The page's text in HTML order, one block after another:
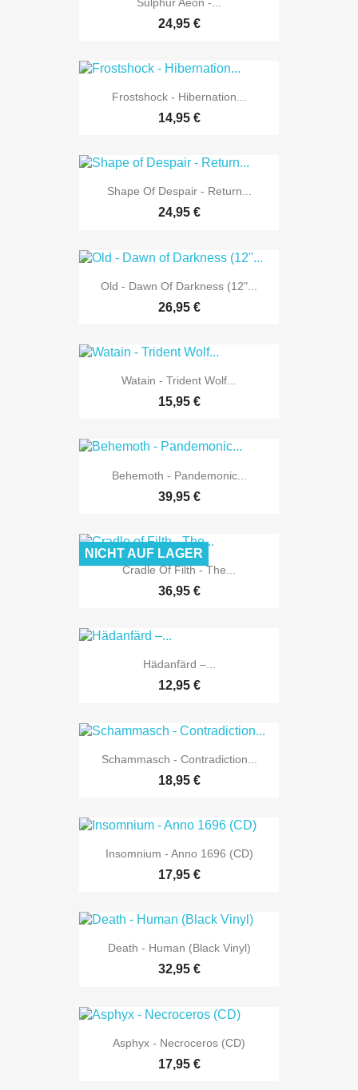
24,95 €
Frostshock - Hibernation...
14,95 €
Shape Of Despair - Return...
24,95 €
Old - Dawn Of Darkness (12"...
26,95 €
Watain - Trident Wolf...
15,95 €
Behemoth - Pandemonic...
39,95 €
Cradle Of Filth - The...
36,95 €
NICHT AUF LAGER
Hädanfärd ‎–...
12,95 €
Schammasch - Contradiction...
18,95 €
Insomnium - Anno 1696 (CD)
17,95 €
Death - Human (Black Vinyl)
32,95 €
Asphyx - Necroceros (CD)
17,95 €